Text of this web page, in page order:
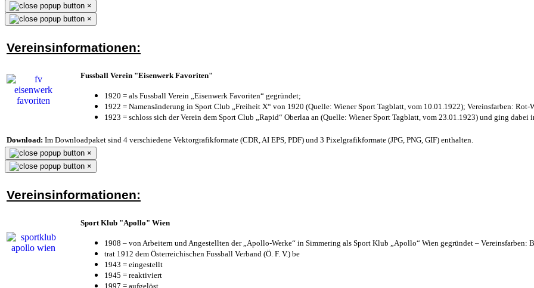
×
×
Vereinsinformationen:
Fussball Verein "Eisenwerk Favoriten"
1920 = als Fussball Verein „Eisenwerk Favoriten“ gegründet;
1922 = Namensänderung in Sport Club „Freiheit X“ von 1920 (Quelle: Wiener Sport Tagblatt, vom 10.01.1922); Vereinsfarben: Rot-
1923 = schloss sich der Verein dem Sport Club „Rapid“ Oberlaa an (Quelle: Wiener Sport Tagblatt, vom 23.01.1923) und ging dabei
Download: Im Downloadpaket sind 4 verschiedene Vektorgrafikformate (CDR, AI EPS, PDF) und 3 Pixelgrafikformate (JPG, PNG, GIF) enthalten.
×
×
Vereinsinformationen:
Sport Klub "Apollo" Wien
1908 – von Arbeitern und Angestellten der „Apollo-Werke“ in Simmering als Sport Klub „Apollo“ Wien gegründet – Vereinsfarben:
trat 1912 dem Österreichischen Fussball Verband (Ö. F. V.) be
1943 = eingestellt
1945 = reaktiviert
1997 = aufgelöst